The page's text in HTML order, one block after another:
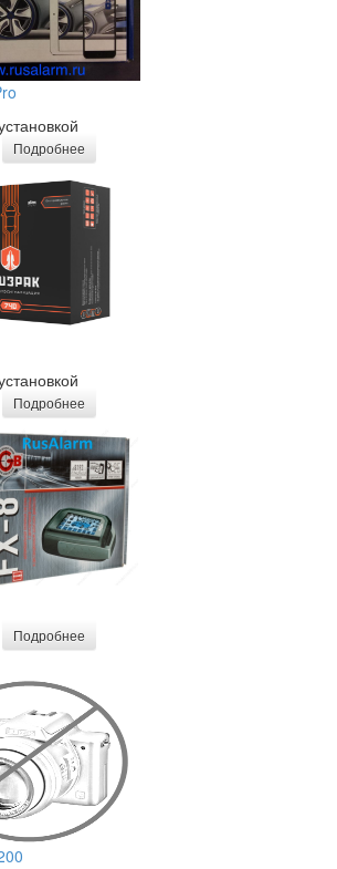
Подробнее
Подробнее
Подробнее